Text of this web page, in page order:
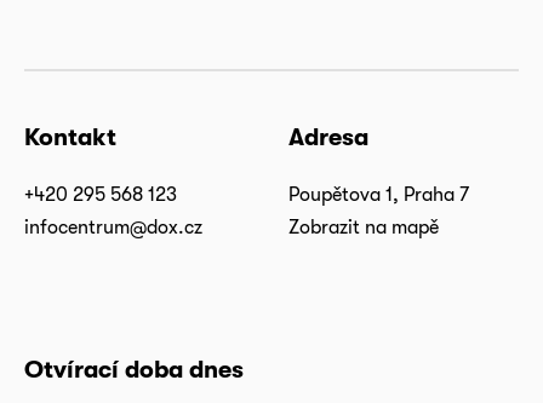
Kontakt
+420 295 568 123
infocentrum@dox.cz
Adresa
Poupětova 1, Praha 7
Zobrazit na mapě
Otvírací doba dnes